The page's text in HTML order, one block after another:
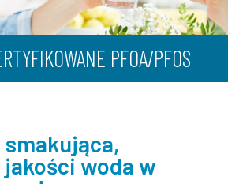
PFOA/PFOS
woda w